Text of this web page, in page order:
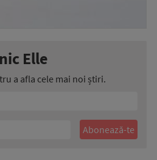
Elle
a afla cele mai noi știri.